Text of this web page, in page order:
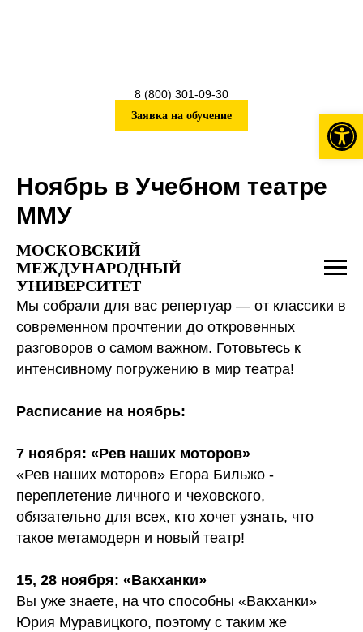
МОСКОВСКИЙ
МЕЖДУНАРОДНЫЙ
УНИВЕРСИТЕТ
8 (800) 301-09-30
Заявка на обучение
Ноябрь в Учебном театре
ММУ
Мы собрали для вас репертуар — от классики в
современном прочтении до откровенных
разговоров о самом важном. Готовьтесь к
интенсивному погружению в мир театра!
Расписание на ноябрь:
7 ноября: «Рев наших моторов»
«Рев наших моторов» Егора Бильжо -
переплетение личного и чеховского,
обязательно для всех, кто хочет узнать, что
такое метамодерн и новый театр!
15, 28 ноября: «Вакханки»
Вы уже знаете, на что способны «Вакханки»
Юрия Муравицкого, поэтому с таким же